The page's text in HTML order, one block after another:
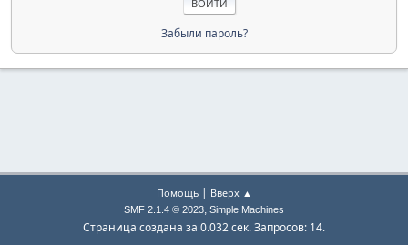
Забыли пароль?
Помощь| Вверх ▲
SMF 2.1.4 © 2023, Simple Machines
Страница создана за 0.032 сек. Запросов: 14.